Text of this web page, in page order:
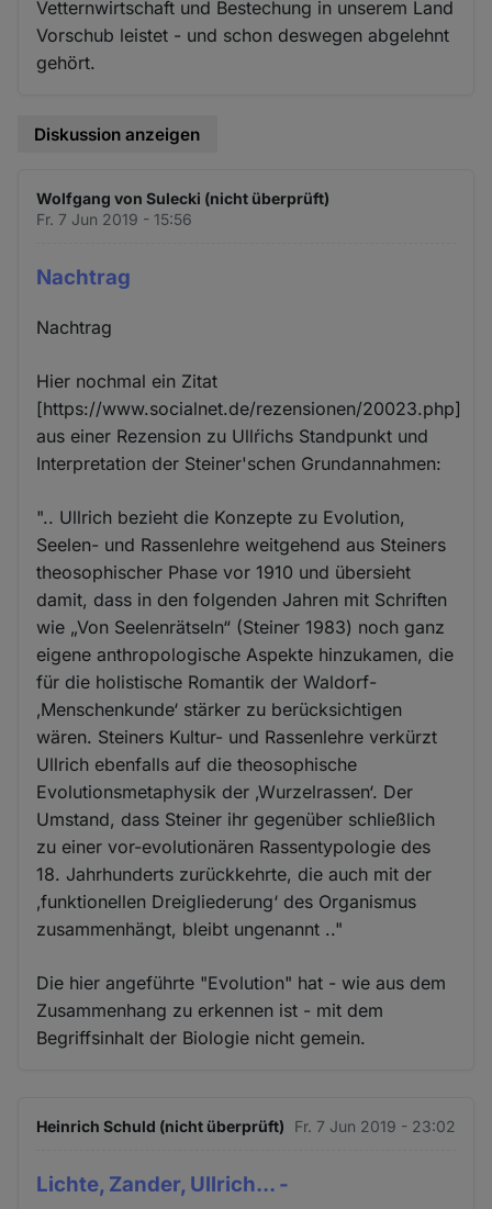
Vetternwirtschaft und Bestechung in unserem Land
Vorschub leistet - und schon deswegen abgelehnt
gehört.
Diskussion anzeigen
Wolfgang von Sulecki (nicht überprüft)
Fr. 7 Jun 2019 - 15:56
Nachtrag
Nachtrag
Hier nochmal ein Zitat
[https://www.socialnet.de/rezensionen/20023.php]
aus einer Rezension zu Ullŕichs Standpunkt und
Interpretation der Steiner'schen Grundannahmen:
".. Ullrich bezieht die Konzepte zu Evolution,
Seelen- und Rassenlehre weitgehend aus Steiners
theosophischer Phase vor 1910 und übersieht
damit, dass in den folgenden Jahren mit Schriften
wie „Von Seelenrätseln“ (Steiner 1983) noch ganz
eigene anthropologische Aspekte hinzukamen, die
für die holistische Romantik der Waldorf-
‚Menschenkunde‘ stärker zu berücksichtigen
wären. Steiners Kultur- und Rassenlehre verkürzt
Ullrich ebenfalls auf die theosophische
Evolutionsmetaphysik der ‚Wurzelrassen‘. Der
Umstand, dass Steiner ihr gegenüber schließlich
zu einer vor-evolutionären Rassentypologie des
18. Jahrhunderts zurückkehrte, die auch mit der
‚funktionellen Dreigliederung‘ des Organismus
zusammenhängt, bleibt ungenannt .."
Die hier angeführte "Evolution" hat - wie aus dem
Zusammenhang zu erkennen ist - mit dem
Begriffsinhalt der Biologie nicht gemein.
Heinrich Schuld (nicht überprüft) Fr. 7 Jun 2019 - 23:02
Lichte, Zander, Ullrich... -